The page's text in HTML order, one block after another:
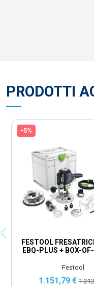
PRODOTTI
-5%
FESTOOL
EBQ-PLUS + BOX-
Festool
1.151,79 €